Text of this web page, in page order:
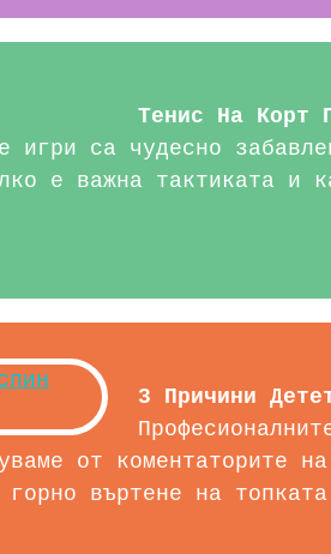
Тенис На Корт
игри са чудесно
е важна тактиката
3 Причини
от коментаторите
горно въртене на